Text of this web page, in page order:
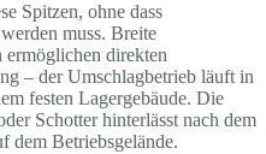
Spitzen, ohne dass
muss. Breite
ermöglichen direkten
– der Umschlagbetrieb läuft in
festen Lagergebäude. Die
Schotter hinterlässt nach dem
dem Betriebsgelände.